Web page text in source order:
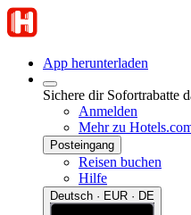
App herunterladen
Sichere dir Sofortrabatte
Anmelden
Mehr zu
Posteingang
Reisen buchen
Hilfe
Deutsch · EUR · DE